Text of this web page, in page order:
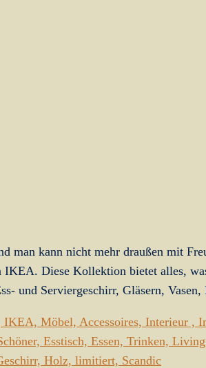
man kann nicht mehr draußen mit
Diese Kollektion bietet alles,
und Serviergeschirr, Gläsern,